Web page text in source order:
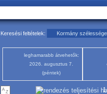
Keresési feltételek: Kormány
leghamarabb átvehetők:
2026. augusztus 7.
(péntek)